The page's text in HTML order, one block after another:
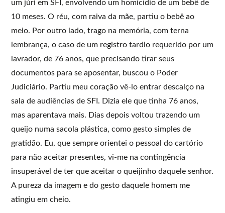
um júri em SFI, envolvendo um homicídio de um bebê de
10 meses. O réu, com raiva da mãe, partiu o bebê ao
meio. Por outro lado, trago na memória, com terna
lembrança, o caso de um registro tardio requerido por um
lavrador, de 76 anos, que precisando tirar seus
documentos para se aposentar, buscou o Poder
Judiciário. Partiu meu coração vê-lo entrar descalço na
sala de audiências de SFI. Dizia ele que tinha 76 anos,
mas aparentava mais. Dias depois voltou trazendo um
queijo numa sacola plástica, como gesto simples de
gratidão. Eu, que sempre orientei o pessoal do cartório
para não aceitar presentes, vi-me na contingência
insuperável de ter que aceitar o queijinho daquele senhor.
A pureza da imagem e do gesto daquele homem me
atingiu em cheio.